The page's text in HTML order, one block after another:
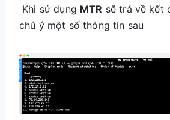
Khi sử dụng MTR sẽ trả về kết
chú ý một số thông tin sau